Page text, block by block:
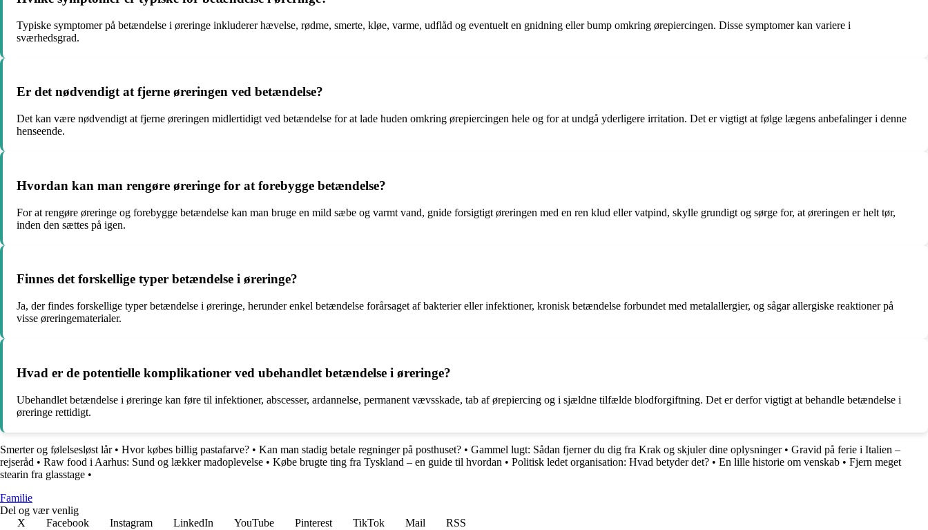
Typiske symptomer på betændelse i øreringe inkluderer hævelse, rødme, smerte, kløe, varme, udflåd og eventuelt en gnidning eller bump omkring ørepiercingen. Disse symptomer kan variere i
sværhedsgrad.
Er det nødvendigt at fjerne øreringen ved betændelse?
Det kan være nødvendigt at fjerne øreringen midlertidigt ved betændelse for at lade huden omkring ørepiercingen hele og for at undgå yderligere irritation. Det er vigtigt at følge lægens anbefalinger i denne
henseende.
Hvordan kan man rengøre øreringe for at forebygge betændelse?
For at rengøre øreringe og forebygge betændelse kan man bruge en mild sæbe og varmt vand, gnide forsigtigt øreringen med en ren klud eller vatpind, skylle grundigt og sørge for, at øreringen er helt tør,
inden den sættes på igen.
Finnes det forskellige typer betændelse i øreringe?
Ja, der findes forskellige typer betændelse i øreringe, herunder enkel betændelse forårsaget af bakterier eller infektioner, kronisk betændelse forbundet med metalallergier, og sågar allergiske reaktioner på
visse øreringematerialer.
Hvad er de potentielle komplikationer ved ubehandlet betændelse i øreringe?
Ubehandlet betændelse i øreringe kan føre til infektioner, abscesser, ardannelse, permanent vævsskade, tab af ørepiercing og i sjældne tilfælde blodforgiftning. Det er derfor vigtigt at behandle betændelse i
øreringe rettidigt.
Smerter og følelsesløst lår• Hvor købes billig pastafarve? • Kan man stadig betale regninger på posthuset? • Gammel lugt: Sådan fjerner du dig fra Krak og skjuler dine oplysninger• Gravid på ferie i Italien –
rejseråd • Raw food i Aarhus: Sund og lækker madoplevelse • Købe brugte ting fra Tyskland – en guide til hvordan • Politisk ledet organisation: Hvad betyder det? • En lille historie om venskab • Fjern meget
stearin fra glasstage •
Familie
Del og vær venlig
X
Facebook Instagram LinkedIn YouTube Pinterest TikTok Mail RSS